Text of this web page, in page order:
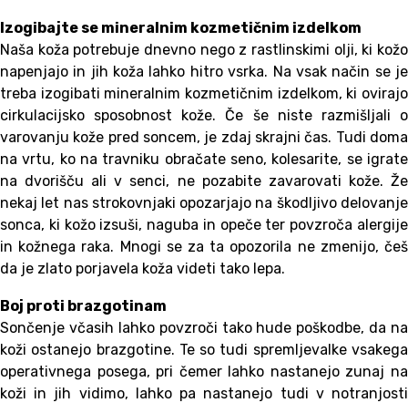
Izogibajte se mineralnim kozmetičnim izdelkom
Naša koža potrebuje dnevno nego z rastlinskimi olji, ki kožo
napenjajo in jih koža lahko hitro vsrka. Na vsak način se je
treba izogibati mineralnim kozmetičnim izdelkom, ki ovirajo
cirkulacijsko sposobnost kože. Če še niste razmišljali o
varovanju kože pred soncem, je zdaj skrajni čas. Tudi doma
na vrtu, ko na travniku obračate seno, kolesarite, se igrate
na dvorišču ali v senci, ne pozabite zavarovati kože. Že
nekaj let nas strokovnjaki opozarjajo na škodljivo delovanje
sonca, ki kožo izsuši, naguba in opeče ter povzroča alergije
in kožnega raka. Mnogi se za ta opozorila ne zmenijo, češ
da je zlato porjavela koža videti tako lepa.
Boj proti brazgotinam
Sončenje včasih lahko povzroči tako hude poškodbe, da na
koži ostanejo brazgotine. Te so tudi spremljevalke vsakega
operativnega posega, pri čemer lahko nastanejo zunaj na
koži in jih vidimo, lahko pa nastanejo tudi v notranjosti